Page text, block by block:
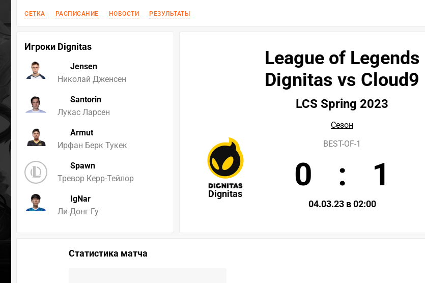
СЕТКА РАСПИСАНИЕ НОВОСТИ РЕЗУЛЬТАТЫ
Игроки Dignitas
Jensen
Николай Дженсен
Santorin
Лукас Ларсен
Armut
Ирфан Берк Тукек
Spawn
Тревор Керр-Тейлор
IgNar
Ли Донг Гу
League of Legends
Dignitas vs Cloud9
LCS Spring 2023
Сезон
Dignitas
BEST-OF-1
0 : 1
04.03.23 в 02:00
Статистика матча